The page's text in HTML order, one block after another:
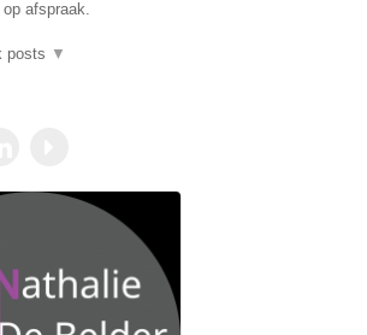
afspraak.
posts ▼